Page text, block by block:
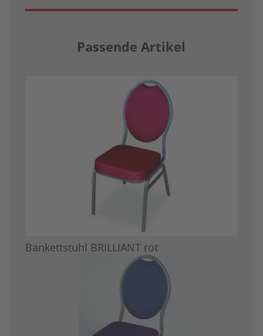
Passende Artikel
Bankettstuhl BRILLIANT rot